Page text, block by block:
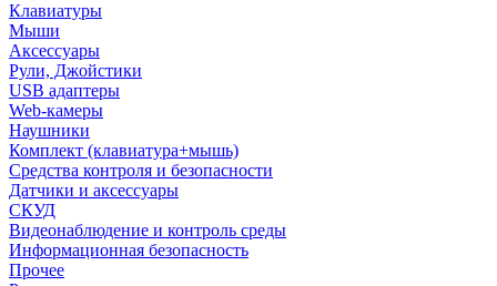
Клавиатуры
Мыши
Аксессуары
Рули, Джойстики
USB адаптеры
Web-камеры
Наушники
Комплект (клавиатура+мышь)
Средства контроля и безопасности
Датчики и аксессуары
СКУД
Видеонаблюдение и контроль среды
Информационная безопасность
Прочее